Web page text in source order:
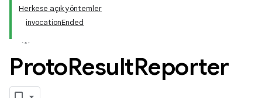
Herkese açık yöntemler
invocationEnded
ProtoResultReporter